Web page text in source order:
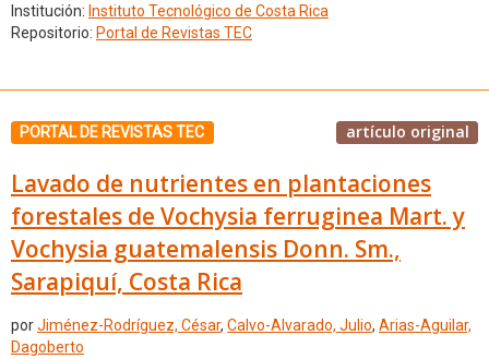
Institución: Instituto Tecnológico de Costa Rica
Repositorio: Portal de Revistas TEC
PORTAL DE REVISTAS TEC artículo original
Lavado de nutrientes en plantaciones
forestales de Vochysia ferruginea Mart. y
Vochysia guatemalensis Donn. Sm.,
Sarapiquí, Costa Rica
porJiménez-Rodríguez, César, Calvo-Alvarado, Julio, Arias-Aguilar,
Dagoberto